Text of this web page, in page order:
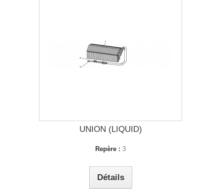
UNION (LIQUID)
Repère : 3
Détails